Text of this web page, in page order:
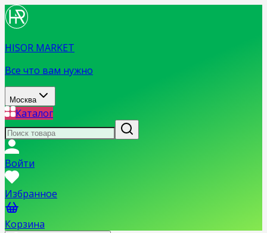
HISOR MARKET
Все что вам нужно
Москва
Каталог
Войти
Избранное
Корзина